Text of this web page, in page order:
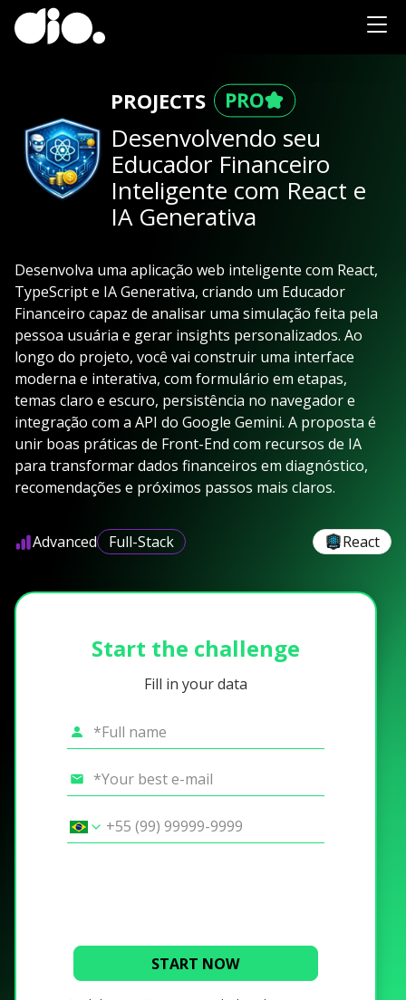
PROJECTS
Desenvolvendo seu
Educador Financeiro
Inteligente com React e
IA Generativa
Desenvolva uma aplicação web inteligente com React,
TypeScript e IA Generativa, criando um Educador
Financeiro capaz de analisar uma simulação feita pela
pessoa usuária e gerar insights personalizados. Ao
longo do projeto, você vai construir uma interface
moderna e interativa, com formulário em etapas,
temas claro e escuro, persistência no navegador e
integração com a API do Google Gemini. A proposta é
unir boas práticas de Front-End com recursos de IA
para transformar dados financeiros em diagnóstico,
recomendações e próximos passos mais claros.
Advanced Full-Stack React
Start the challenge
Fill in your data
START NOW